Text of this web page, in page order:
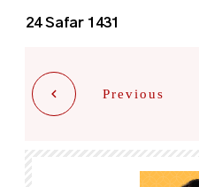
24 Safar 1431
Previous